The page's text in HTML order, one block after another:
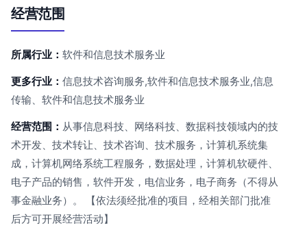
经营范围
所属行业： 软件和信息技术服务业
更多行业： 信息技术咨询服务,软件和信息技术服务业,信息
传输、软件和信息技术服务业
经营范围： 从事信息科技、网络科技、数据科技领域内的技
术开发、技术转让、技术咨询、技术服务，计算机系统集
成，计算机网络系统工程服务，数据处理，计算机软硬件、
电子产品的销售，软件开发，电信业务，电子商务（不得从
事金融业务）。 【依法须经批准的项目，经相关部门批准
后方可开展经营活动】